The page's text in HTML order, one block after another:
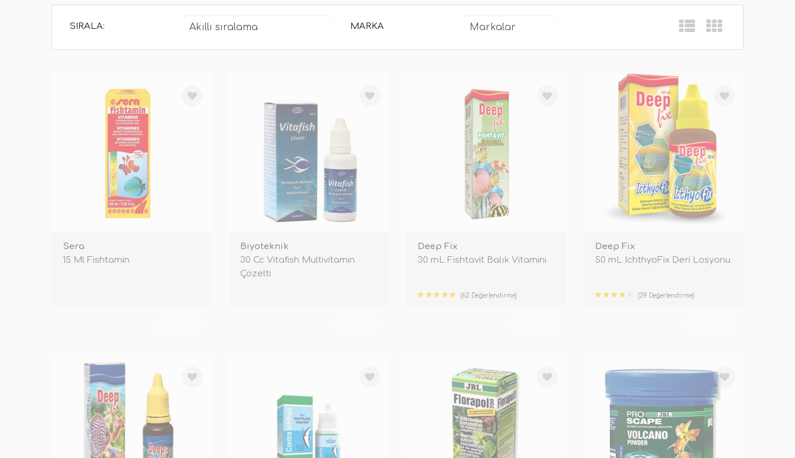
SIRALA: MARKA
Sera
15 Ml Fishtamin
Biyoteknik
30 Cc Vitafish Multivitamin
Çözelti
Deep Fix
30 mL Fishtavit Balık Vitamini
(62 Değerlendirme)
Deep Fix
50 mL IchthyoFix Deri Losyonu
(29 Değerlendirme)